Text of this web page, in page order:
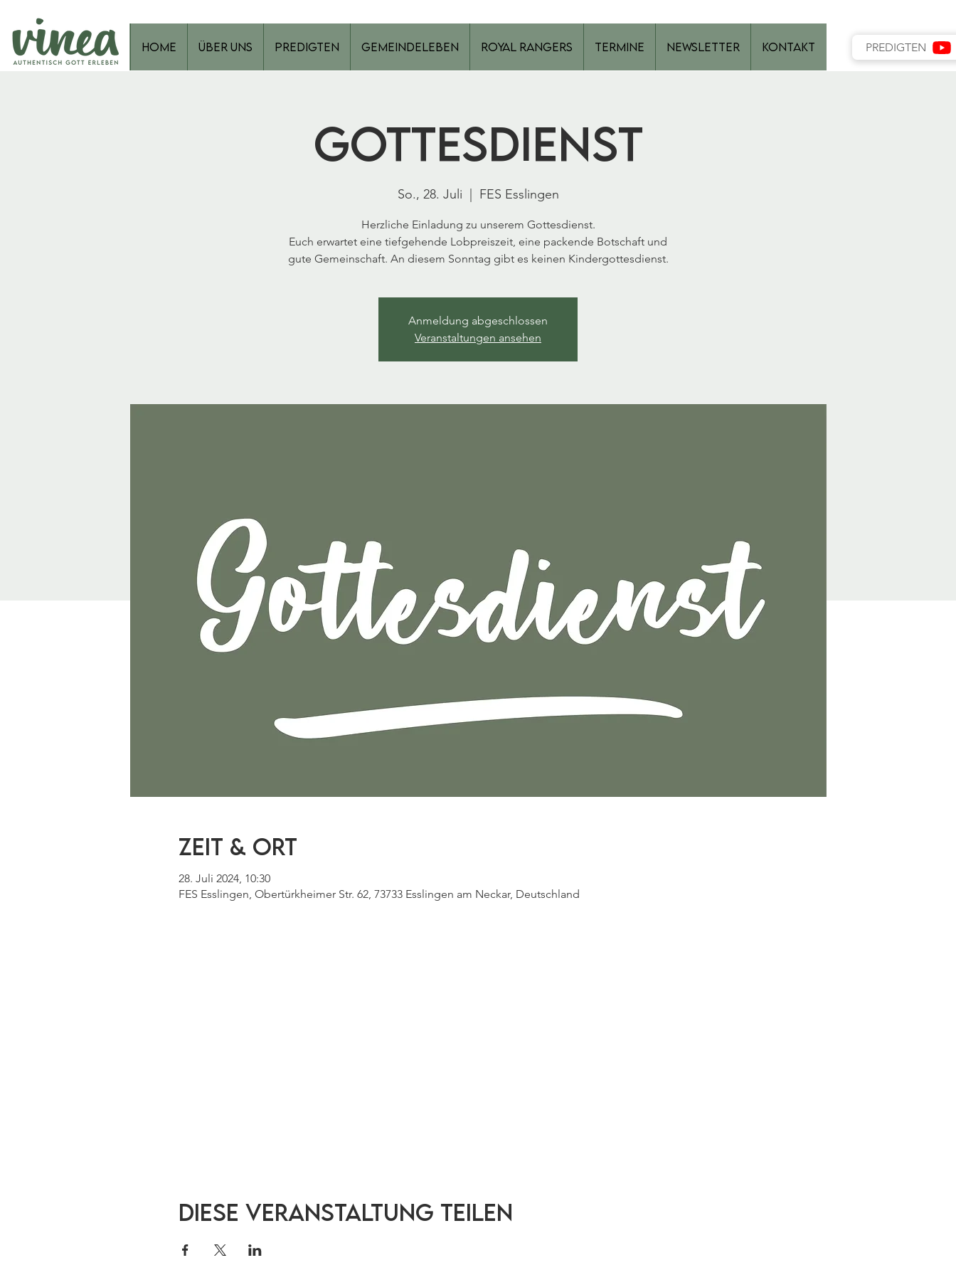
Home Über Uns Predigten Gemeindeleben Royal Rangers Termine Newsletter Kontakt PREDIGTEN
Gottesdienst
So., 28. Juli FES Esslingen
Herzliche Einladung zu unserem Gottesdienst.
Euch erwartet eine tiefgehende Lobpreiszeit, eine packende Botschaft und
gute Gemeinschaft. An diesem Sonntag gibt es keinen Kindergottesdienst.
Anmeldung abgeschlossen
Veranstaltungen ansehen
Zeit & Ort
28. Juli 2024, 10:30
FES Esslingen, Obertürkheimer Str. 62, 73733 Esslingen am Neckar, Deutschland
Diese Veranstaltung teilen